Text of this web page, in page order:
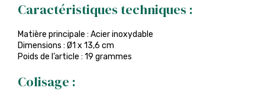
Caractéristiques techniques :
Matière principale : Acier inoxydable
Dimensions : Ø1 x 13,6 cm
Poids de l’article : 19 grammes
Colisage :